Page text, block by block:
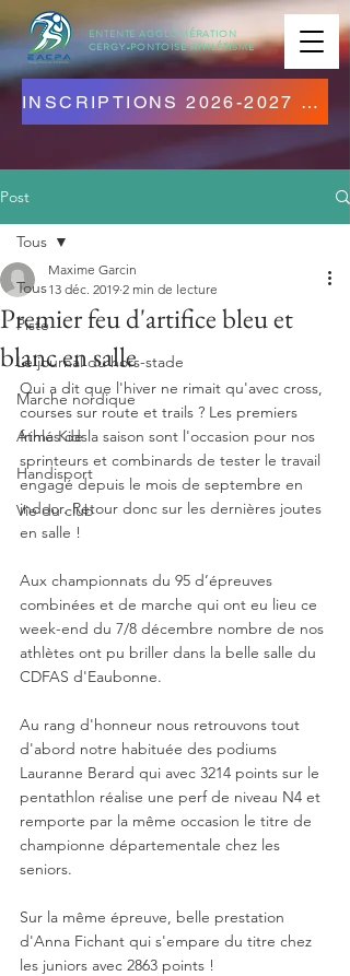
ENTENTE AGGLOMÉRATION
CERGY-PONTOISEATHLÉTISME
INSCRIPTIONS 2026-2027 OUVERTES ! CLIQUEZ ICI !
Post
Tous
Piste
Le journal du hors-stade
Marche nordique
Athlé Kids
Handisport
Vie du club
Tous
Premier feu d'artifice bleu et
blanc en salle
Maxime Garcin
13 déc. 2019 2 min de lecture
Qui a dit que l'hiver ne rimait qu'avec cross,
courses sur route et trails ? Les premiers
frimas de la saison sont l'occasion pour nos
sprinteurs et combinards de tester le travail
engagé depuis le mois de septembre en
indoor. Retour donc sur les dernières joutes
en salle !
Aux championnats du 95 d’épreuves
combinées et de marche qui ont eu lieu ce
week-end du 7/8 décembre nombre de nos
athlètes ont pu briller dans la belle salle du
CDFAS d'Eaubonne.
Au rang d'honneur nous retrouvons tout
d'abord notre habituée des podiums
Lauranne Berard qui avec 3214 points sur le
pentathlon réalise une perf de niveau N4 et
remporte par la même occasion le titre de
championne départementale chez les
seniors.
Sur la même épreuve, belle prestation
d'Anna Fichant qui s'empare du titre chez
les juniors avec 2863 points !